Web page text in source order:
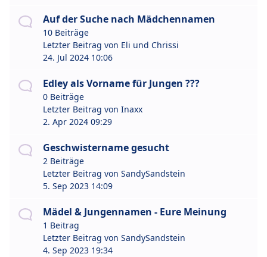
Auf der Suche nach Mädchennamen
10 Beiträge
Letzter Beitrag von Eli und Chrissi
24. Jul 2024 10:06
Edley als Vorname für Jungen ???
0 Beiträge
Letzter Beitrag von Inaxx
2. Apr 2024 09:29
Geschwistername gesucht
2 Beiträge
Letzter Beitrag von SandySandstein
5. Sep 2023 14:09
Mädel & Jungennamen - Eure Meinung
1 Beitrag
Letzter Beitrag von SandySandstein
4. Sep 2023 19:34